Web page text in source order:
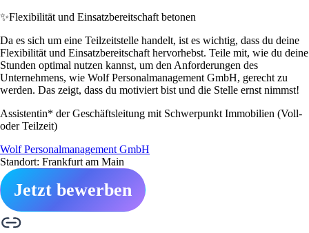
✨Flexibilität und Einsatzbereitschaft betonen
Da es sich um eine Teilzeitstelle handelt, ist es wichtig, dass du deine
Flexibilität und Einsatzbereitschaft hervorhebst. Teile mit, wie du deine
Stunden optimal nutzen kannst, um den Anforderungen des
Unternehmens, wie Wolf Personalmanagement GmbH, gerecht zu
werden. Das zeigt, dass du motiviert bist und die Stelle ernst nimmst!
Assistentin* der Geschäftsleitung mit Schwerpunkt Immobilien (Voll-
oder Teilzeit)
Wolf Personalmanagement GmbH
Standort: Frankfurt am Main
Jetzt bewerben